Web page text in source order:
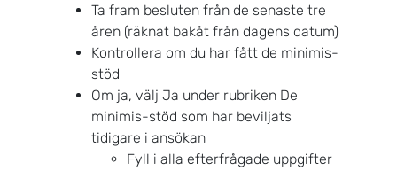
Ta fram besluten från de senaste tre
åren (räknat bakåt från dagens datum)
Kontrollera om du har fått de minimis-
stöd
Om ja, välj Ja under rubriken De
minimis-stöd som har beviljats
tidigare i ansökan
Fyll i alla efterfrågade uppgifter